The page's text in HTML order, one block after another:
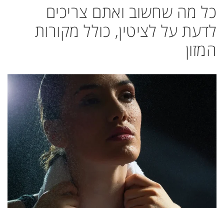
כל מה שחשוב ואתם צריכים
לדעת על לציטין, כולל מקורות
המזון